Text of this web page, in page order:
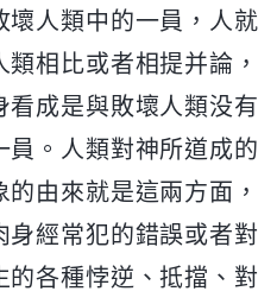
壞人類中的一員，人就
相比或者相提并論，
看成是與敗壞人類没有
。人類對神所道成的
由來就是這兩方面，
身經常犯的錯誤或者對
各種悖逆、抵擋、對